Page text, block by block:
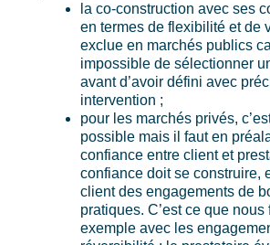
la co-construction avec ses
en termes de flexibilité et de
exclue en marchés publics
impossible de sélectionner
avant d’avoir défini avec
intervention ;
pour les marchés privés,
possible mais il faut en
confiance entre client et
confiance doit se construire,
client des engagements de
pratiques. C’est ce que nous
exemple avec les